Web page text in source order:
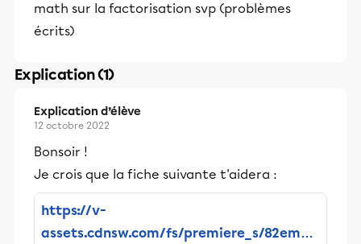
math sur la factorisation svp (problèmes
écrits)
Explication (1)
Explication d’élève
12 octobre 2022
Bonsoir !
Je crois que la fiche suivante t'aidera :
https://v-
assets.cdnsw.com/fs/premiere_s/82emp-